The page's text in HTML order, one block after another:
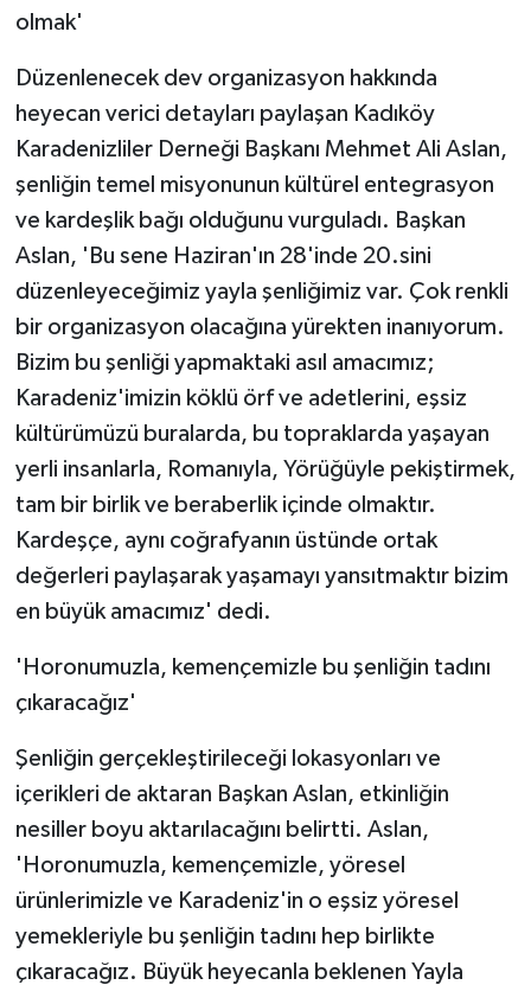
olmak'
Düzenlenecek dev organizasyon hakkında
heyecan verici detayları paylaşan Kadıköy
Karadenizliler Derneği Başkanı Mehmet Ali Aslan,
şenliğin temel misyonunun kültürel entegrasyon
ve kardeşlik bağı olduğunu vurguladı. Başkan
Aslan, 'Bu sene Haziran'ın 28'inde 20.sini
düzenleyeceğimiz yayla şenliğimiz var. Çok renkli
bir organizasyon olacağına yürekten inanıyorum.
Bizim bu şenliği yapmaktaki asıl amacımız;
Karadeniz'imizin köklü örf ve adetlerini, eşsiz
kültürümüzü buralarda, bu topraklarda yaşayan
yerli insanlarla, Romanıyla, Yörüğüyle pekiştirmek,
tam bir birlik ve beraberlik içinde olmaktır.
Kardeşçe, aynı coğrafyanın üstünde ortak
değerleri paylaşarak yaşamayı yansıtmaktır bizim
en büyük amacımız' dedi.
'Horonumuzla, kemençemizle bu şenliğin tadını
çıkaracağız'
Şenliğin gerçekleştirileceği lokasyonları ve
içerikleri de aktaran Başkan Aslan, etkinliğin
nesiller boyu aktarılacağını belirtti. Aslan,
'Horonumuzla, kemençemizle, yöresel
ürünlerimizle ve Karadeniz'in o eşsiz yöresel
yemekleriyle bu şenliğin tadını hep birlikte
çıkaracağız. Büyük heyecanla beklenen Yayla
ÜLKE GÜNDEMİ
YAŞAM
YEREL
Yerel Haberler